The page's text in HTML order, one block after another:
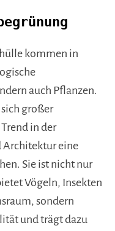
kommen in
auch Pflanzen.
großer
in der
Architektur eine
Sie ist nicht nur
Vögeln, Insekten
sondern
und trägt dazu